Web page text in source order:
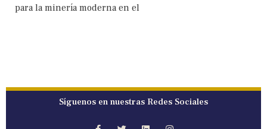
para la minería moderna en el
Síguenos en nuestras Redes Sociales